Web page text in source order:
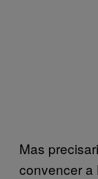
Mas
convencer a